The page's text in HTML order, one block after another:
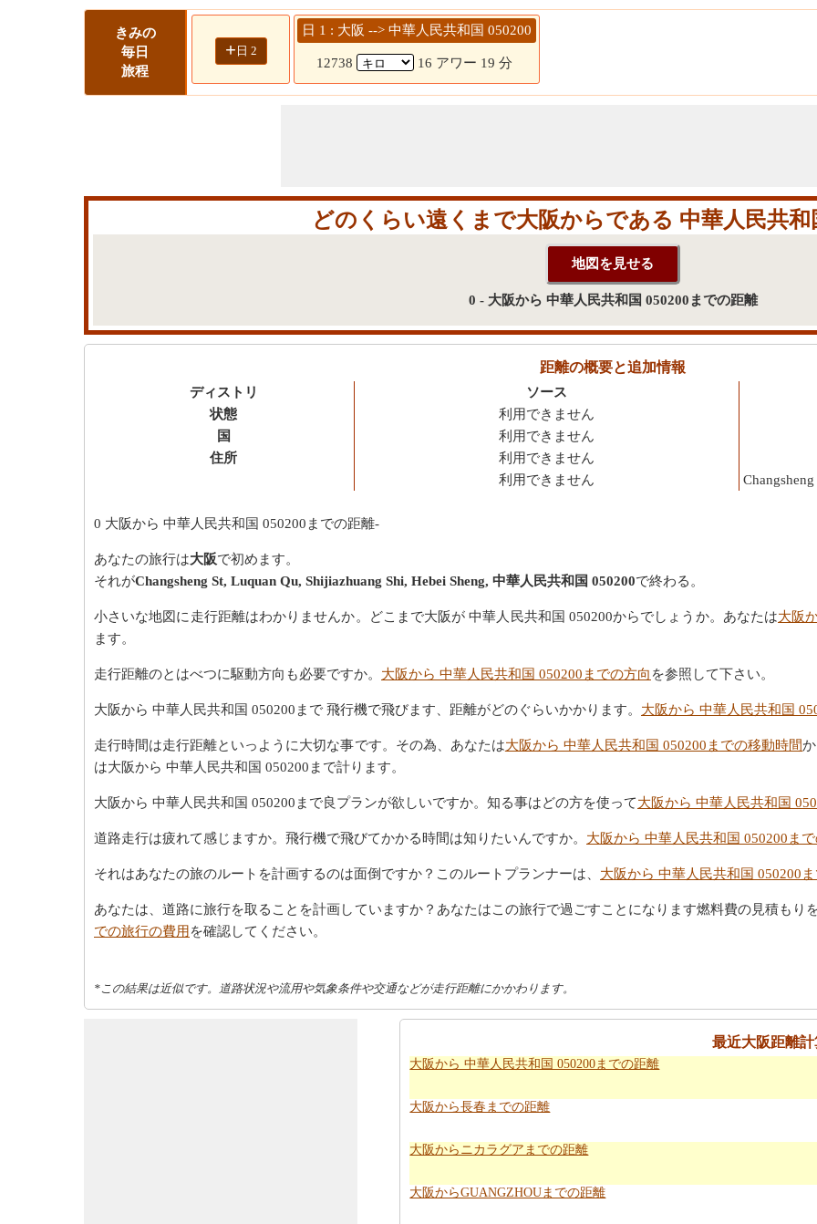
きみの
毎日
旅程
+ 日 2
日 1 : 大阪 --> 中華人民共和国 050200
12738 16 アワー 19 分
どのくらい遠くまで大阪からである 中華人民共和
0 - 大阪から 中華人民共和国 050200までの距離
距離の概要と追加情報
ディストリ
状態
国
住所
ソース
利用できません
利用できません
利用できません
利用できません
0 大阪から 中華人民共和国 050200までの距離-
あなたの旅行は大阪で初めます。
それがChangsheng St, Luquan Qu, Shijiazhuang Shi, Hebei Sheng, 中華人民共和国 050200で終わる。
小さいな地図に走行距離はわかりませんか。どこまで大阪が 中華人民共和国 050200からでしょうか。あなたは大阪
ます。
走行距離のとはべつに駆動方向も必要ですか。 大阪から 中華人民共和国 050200までの方向 を参照して下さい。
大阪から 中華人民共和国 050200まで 飛行機で飛びます、距離がどのぐらいかかります。 大阪から 中華人民共和国
走行時間は走行距離といっように大切な事です。その為、あなたは大阪から 中華人民共和国 050200までの移動時間
は大阪から 中華人民共和国 050200まで計ります。
大阪から 中華人民共和国 050200まで良プランが欲しいですか。知る事はどの方を使って大阪から 中華人民共和国
道路走行は疲れて感じますか。飛行機で飛びてかかる時間は知りたいんですか。 大阪から 中華人民共和国 050200ま
それはあなたの旅のルートを計画するのは面倒ですか？このルートプランナーは、 大阪から 中華人民共和国 050200
あなたは、道路に旅行を取ることを計画していますか？あなたはこの旅行で過ごすことになります燃料費の見積もり
での旅行の費用を確認してください。
*この結果は近似です。道路状況や流用や気象条件や交通などが走行距離にかかわります。
最近大阪距離計
大阪から 中華人民共和国 050200までの距離
大阪から長春までの距離
大阪からニカラグアまでの距離
大阪からGUANGZHOUまでの距離